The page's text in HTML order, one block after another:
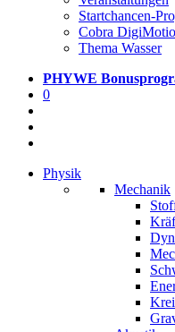
Startchancen-
Cobra
Thema Wasser
PHYWE
0
Physik
Mechanik